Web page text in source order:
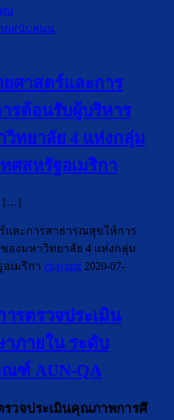
ษ
ยสนับสนุน
าสตร์และการ
รต้อนรับผู้บริหาร
ทยาลัย 4 แห่งกลุ่ม
ศสหรัฐอเมริกา
[…]
ละการสาธารณสุขให้การ
องมหาวิทยาลัย 4 แห่งกลุ่ม
อเมริกา chayanit 2020-07-
รตรวจประเมิน
ภายใน ระดับ
ฑ์ AUN-QA
วจประเมินคุณภาพการศึ